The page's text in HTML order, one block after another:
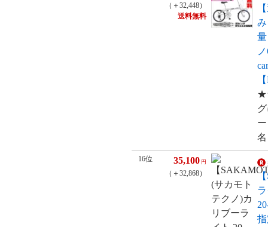
（＋32,448）
送料無料
16位 35,100 円
（＋32,868）